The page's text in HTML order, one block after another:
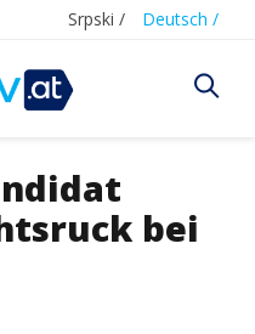
Srpski / Deutsch /
bei